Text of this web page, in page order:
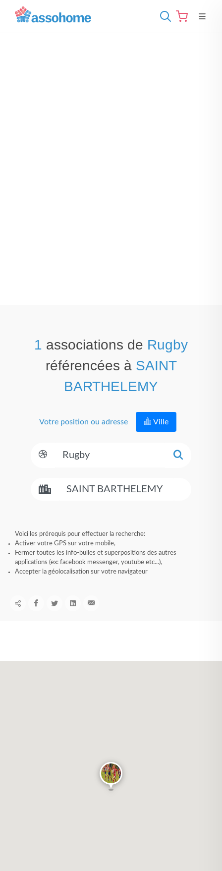
1 associations de Rugby
référencées à SAINT
BARTHELEMY
Votre position ou adresse Ville
Voici les prérequis pour effectuer la recherche:
Activer votre GPS sur votre mobile,
Fermer toutes les info-bulles et superpositions des autres
applications (ex: facebook messenger, youtube etc...),
Accepter la géolocalisation sur votre navigateur